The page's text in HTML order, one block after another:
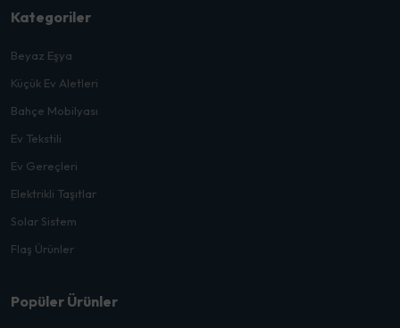
Kategoriler
Beyaz Eşya
Küçük Ev Aletleri
Bahçe Mobilyası
Ev Tekstili
Ev Gereçleri
Elektrikli Taşıtlar
Solar Sistem
Flaş Ürünler
Popüler Ürünler